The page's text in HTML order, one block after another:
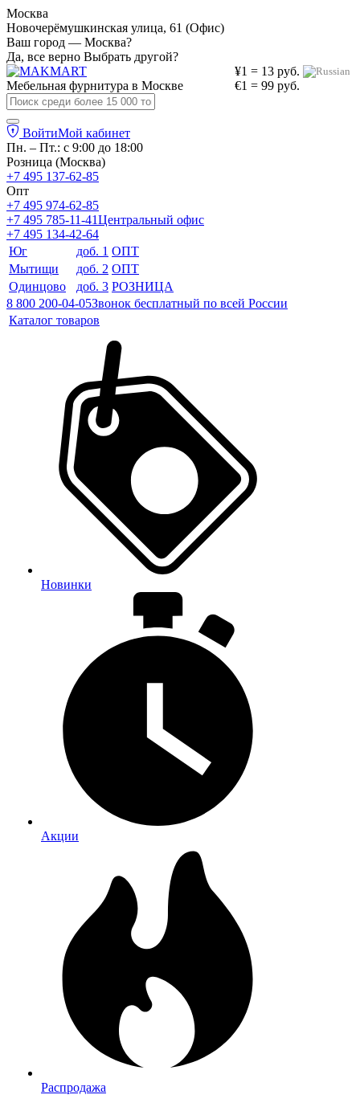
Москва
Новочерёмушкинская улица, 61 (Офис)
Ваш город — Москва?
Да, все верно Выбрать другой?
¥1 = 13 руб.
€1 = 99 руб.
Мебельная фурнитура в Москве
ВойтиМой кабинет
Пн. – Пт.: с 9:00 до 18:00
Розница (Москва)
+7 495 137-62-85
Опт
+7 495 974-62-85
+7 495 785-11-41Центральный офис
+7 495 134-42-64
Юг
доб. 1 ОПТ
Мытищи
доб. 2 ОПТ
Одинцово
доб. 3 РОЗНИЦА
8 800 200-04-05Звонок бесплатный по всей России
Каталог товаров
Новинки
Акции
Распродажа